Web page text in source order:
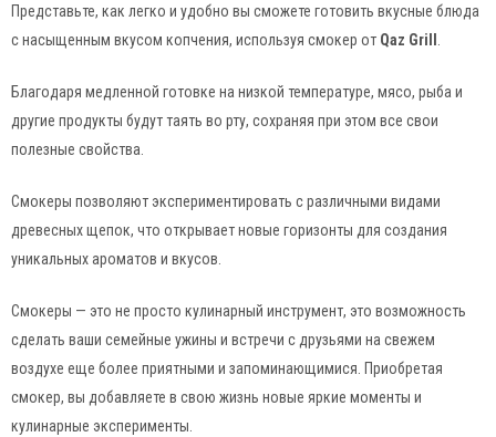
Представьте, как легко и удобно вы сможете готовить вкусные блюда
с насыщенным вкусом копчения, используя смокер от Qaz Grill
Благодаря медленной готовке на низкой температуре, мясо, рыба и
другие продукты будут таять во рту, сохраняя при этом все свои
полезные свойства.
Смокеры позволяют экспериментировать с различными видами
древесных щепок, что открывает новые горизонты для создания
уникальных ароматов и вкусов.
Смокеры — это не просто кулинарный инструмент, это возможность
сделать ваши семейные ужины и встречи с друзьями на свежем
воздухе еще более приятными и запоминающимися. Приобретая
смокер, вы добавляете в свою жизнь новые яркие моменты и
кулинарные эксперименты.